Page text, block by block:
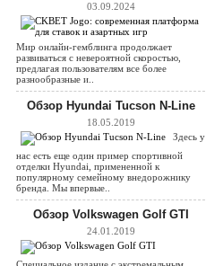
03.09.2024
Мир онлайн-гемблинга продолжает
развиваться с невероятной скоростью,
предлагая пользователям все более
разнообразные и..
Обзор Hyundai Tucson N-Line
18.05.2019
Здесь у
нас есть еще один пример спортивной
отделки Hyundai, примененной к
популярному семейному внедорожнику
бренда. Мы впервые..
Обзор Volkswagen Golf GTI
24.01.2019